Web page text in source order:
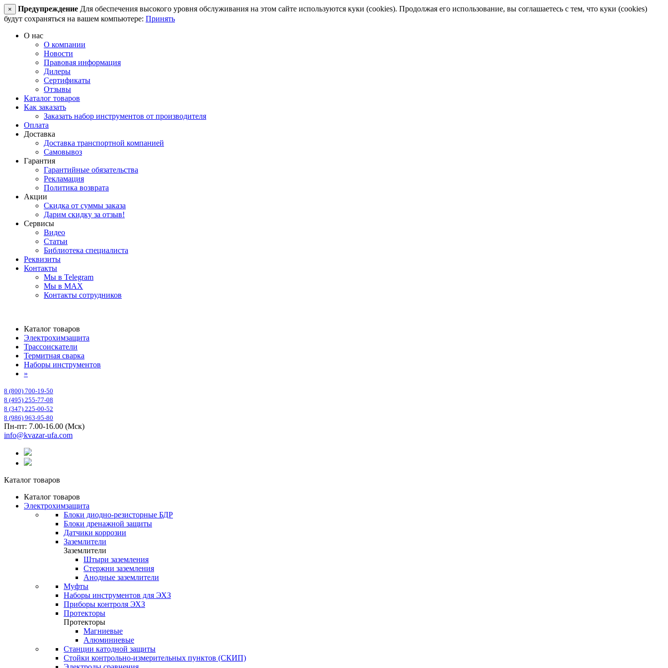
× Предупреждение Для обеспечения высокого уровня обслуживания на этом сайте используются куки (cookies). Продолжая его использование, вы соглашаетесь с тем, что куки (cookies)
будут сохраняться на вашем компьютере: Принять
О нас
О компании
Новости
Правовая информация
Дилеры
Сертификаты
Отзывы
Каталог товаров
Как заказать
Заказать набор инструментов от производителя
Оплата
Доставка
Доставка транспортной компанией
Самовывоз
Гарантия
Гарантийные обязательства
Рекламация
Политика возврата
Акции
Скидка от суммы заказа
Дарим скидку за отзыв!
Сервисы
Видео
Статьи
Библиотека специалиста
Реквизиты
Контакты
Мы в Telegram
Мы в MAX
Контакты сотрудников
Каталог товаров
Электрохимзащита
Трассоискатели
Термитная сварка
Наборы инструментов
»
8 (800) 700-19-50
8 (495) 255-77-08
8 (347) 225-00-52
8 (986) 963-95-80
Пн-пт: 7.00-16.00 (Мск)
info@kvazar-ufa.com
Каталог товаров
Каталог товаров
Электрохимзащита
Блоки диодно-резисторные БДР
Блоки дренажной защиты
Датчики коррозии
Заземлители
Заземлители
Штыри заземления
Стержни заземления
Анодные заземлители
Муфты
Наборы инструментов для ЭХЗ
Приборы контроля ЭХЗ
Протекторы
Протекторы
Магниевые
Алюминиевые
Станции катодной защиты
Стойки контрольно-измерительных пунктов (СКИП)